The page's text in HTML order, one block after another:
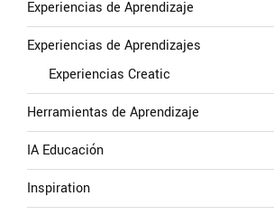
Experiencias de Aprendizaje
Experiencias de Aprendizajes
Experiencias Creatic
Herramientas de Aprendizaje
IA Educación
Inspiration